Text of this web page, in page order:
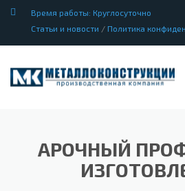
Время работы: Круглосуточно
Статьи и новости / Политика
АРОЧНЫЙ